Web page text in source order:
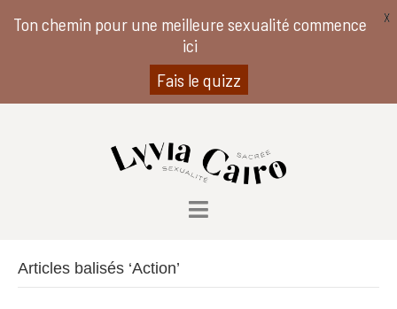
Articles balisés ‘Action’
Ton chemin pour une meilleure sexualité commence
ici
Fais le quizz
X